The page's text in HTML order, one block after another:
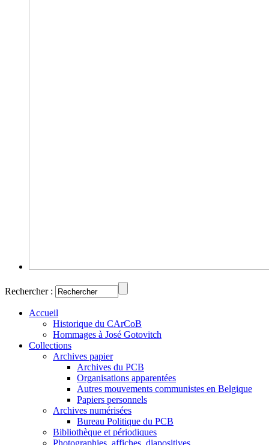
Rechercher :
Accueil
Historique du CArCoB
Hommages à José Gotovitch
Collections
Archives papier
Archives du PCB
Organisations apparentées
Autres mouvements communistes en Belgique
Papiers personnels
Archives numérisées
Bureau Politique du PCB
Bibliothèque et périodiques
Photographies, affiches, diapositives...